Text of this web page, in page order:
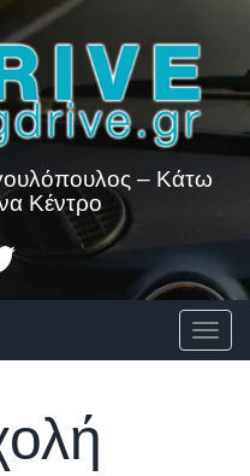
– Κάτω
Κέντρο